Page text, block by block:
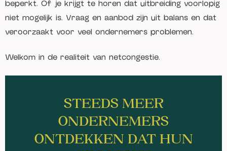
beperkt. Of je krijgt te horen dat uitbreiding voorlopig
niet mogelijk is. Vraag en aanbod zijn uit balans en dat
veroorzaakt voor veel ondernemers problemen.
Welkom in de realiteit van netcongestie.
STEEDS MEER
ONDERNEMERS
ONTDEKKEN DAT HUN